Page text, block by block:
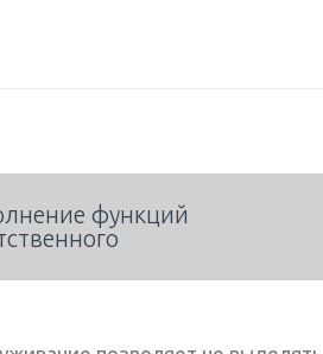
функций